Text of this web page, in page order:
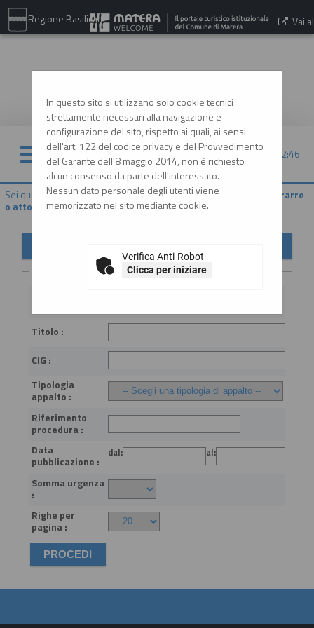
Regione Basilicata Vai al
09/08/2026 12:46
Sei qui: Home»Procedure d'appalto e contratti»Delibere a contrarre
o atto equivalente
In questo sito si utilizzano solo cookie tecnici
strettamente necessari alla navigazione e
configurazione del sito, rispetto ai quali, ai sensi
dell'art. 122 del codice privacy e del Provvedimento
del Garante dell'8 maggio 2014, non è richiesto
alcun consenso da parte dell'interessato.
Nessun dato personale degli utenti viene
memorizzato nel sito mediante cookie.
Verifica Anti-Robot
Clicca per iniziare
Criteri di ricerca
Titolo :
CIG :
Tipologia
appalto :
Riferimento
procedura :
Data
pubblicazione :
dal: al:
Somma urgenza
:
Righe per
pagina :